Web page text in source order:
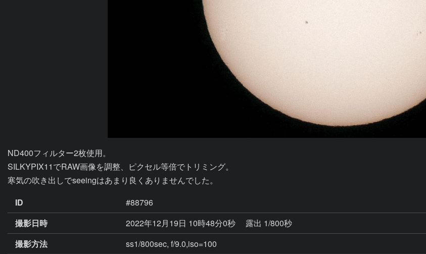
ND400フィルター2枚使用。
SILKYPIX11でRAW画像を調整、ピクセル等倍でトリミング。
寒気の吹き出しでseeingはあまり良くありませんでした。
ID
#88796
撮影日時
2022年12月19日 10時48分0秒
露出 1/800秒
撮影方法
ss1/800sec, f/9.0,iso=100